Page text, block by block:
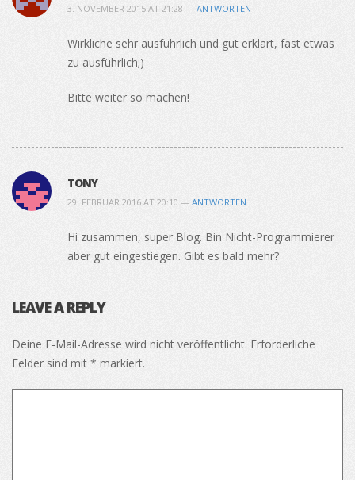
3. NOVEMBER 2015 AT 21:28 — ANTWORTEN
Wirkliche sehr ausführlich und gut erklärt, fast etwas
zu ausführlich;)
Bitte weiter so machen!
TONY
29. FEBRUAR 2016 AT 20:10 — ANTWORTEN
Hi zusammen, super Blog. Bin Nicht-Programmierer
aber gut eingestiegen. Gibt es bald mehr?
LEAVE A REPLY
Deine E-Mail-Adresse wird nicht veröffentlicht. Erforderliche
Felder sind mit * markiert.